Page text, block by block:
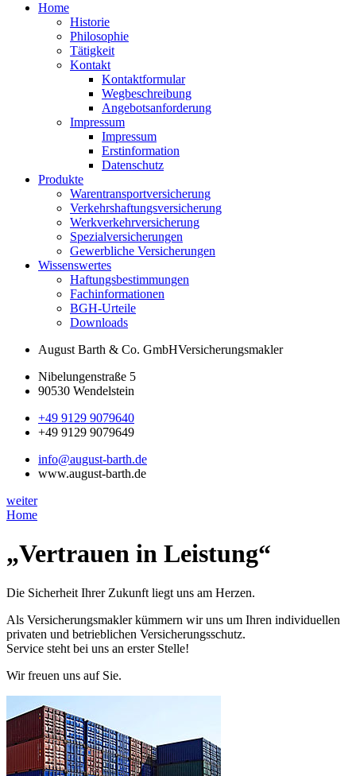
Home
Historie
Philosophie
Tätigkeit
Kontakt
Kontaktformular
Wegbeschreibung
Angebotsanforderung
Impressum
Impressum
Erstinformation
Datenschutz
Produkte
Warentransportversicherung
Verkehrshaftungsversicherung
Werkverkehrversicherung
Spezialversicherungen
Gewerbliche Versicherungen
Wissenswertes
Haftungsbestimmungen
Fachinformationen
BGH-Urteile
Downloads
August Barth & Co. GmbHVersicherungsmakler
Nibelungenstraße 5
90530 Wendelstein
+49 9129 9079640
+49 9129 9079649
info@august-barth.de
www.august-barth.de
weiter
Home
„Vertrauen in Leistung“
Die Sicherheit Ihrer Zukunft liegt uns am Herzen.
Als Versicherungsmakler kümmern wir uns um Ihren individuellen
privaten und betrieblichen Versicherungsschutz.
Service steht bei uns an erster Stelle!
Wir freuen uns auf Sie.